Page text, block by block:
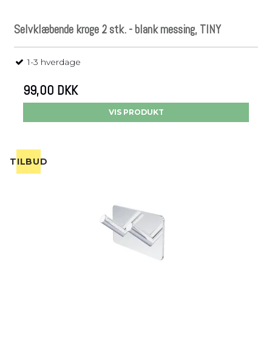
Selvklæbende kroge 2 stk. - blank messing, TINY
1-3 hverdage
99,00 DKK
VIS PRODUKT
TILBUD